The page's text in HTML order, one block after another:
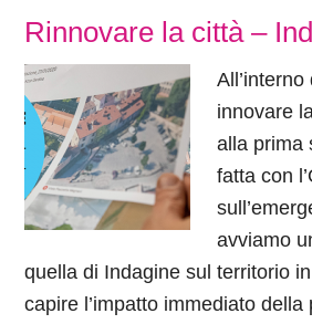
Rinnovare la città –
innovare
alla prima
fatta con
avviamo
quella di Indagine sul territorio
capire l’impatto immediato